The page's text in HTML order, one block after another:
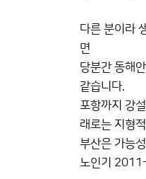
다른 분이라
면
당분간 동해
같습니다.
포항까지 강
래로는 지형
부산은 가능
노인기